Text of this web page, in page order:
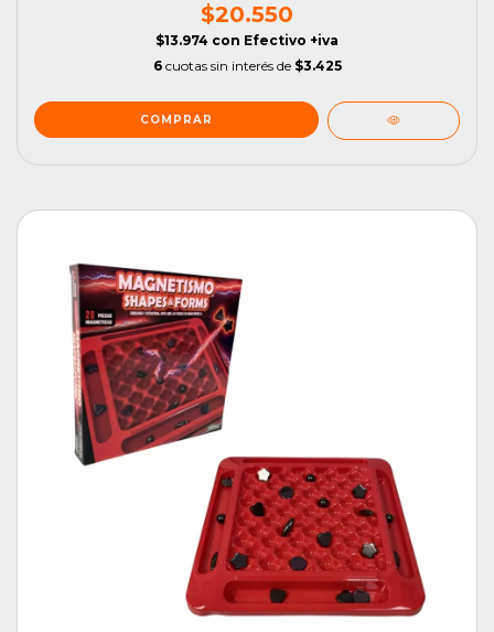
$20.550
$13.974 con Efectivo +iva
6 cuotas sin interés de $3.425